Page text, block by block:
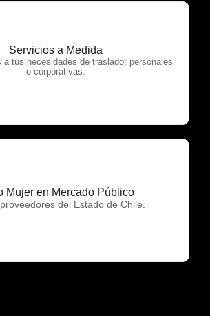
Servicios a Medida
a tus necesidades de traslado; personales
o corporativas.
OTP Servicios
Mujer en Mercado Público
del Estado de Chile.
OTP Servicios